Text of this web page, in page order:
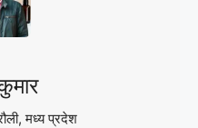
मध्य प्रदेश